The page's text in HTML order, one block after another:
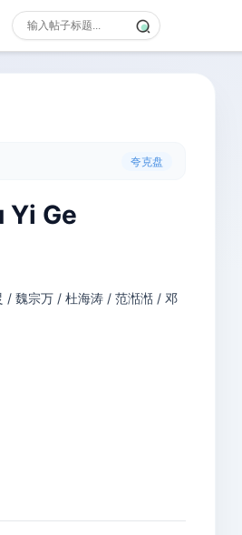
夸克盘
Yi Ge
/ 魏宗万 / 杜海涛 / 范湉湉 / 邓